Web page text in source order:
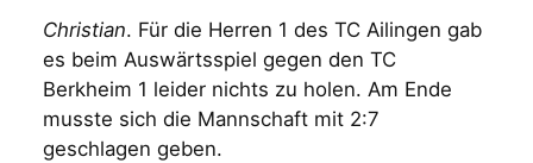
Christian. Für die Herren 1 des TC Ailingen gab
es beim Auswärtsspiel gegen den TC
Berkheim 1 leider nichts zu holen. Am Ende
musste sich die Mannschaft mit 2:7
geschlagen geben.